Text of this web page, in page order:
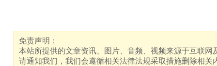
免责声明：
本站所提供的文章资讯、图片、音频、视频来源于互联
请通知我们，我们会遵循相关法律法规采取措施删除相关